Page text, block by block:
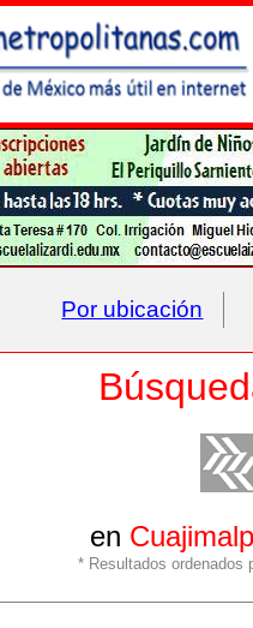
Por ubicación
en
* Resultados ordenados